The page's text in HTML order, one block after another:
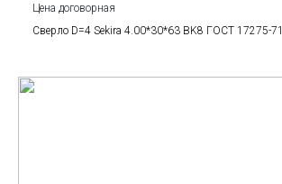
Цена договорная
Сверло D=4 Sekira 4.00*30*63 BK8 ГОСТ 17275-71